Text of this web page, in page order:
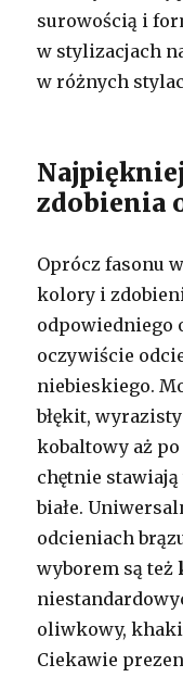
surowością i
w stylizacjach
w różnych
zdobienia
Oprócz fasonu
kolory i
odpowiedniego
oczywiście
niebieskiego.
błękit,
kobaltowy aż
chętnie
białe.
odcieniach
wyborem są też
oliwkowy,
Ciekawie